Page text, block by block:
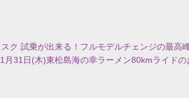
ク 試乗が出来る！フルモデルチェンジの最高
月31日(木)東松島海の幸ラーメン80kmライドの